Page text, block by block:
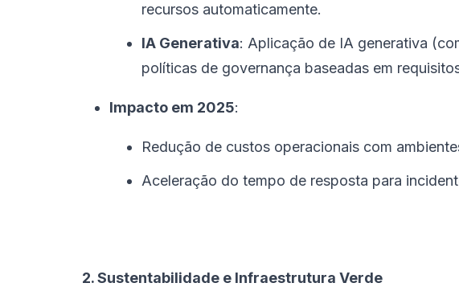
recursos automaticamente.
IA Generativa: Aplicação de IA generativa
políticas de governança baseadas em
Impacto em 2025:
Redução de custos operacionais com
Aceleração do tempo de resposta para
2. Sustentabilidade e Infraestrutura Verde